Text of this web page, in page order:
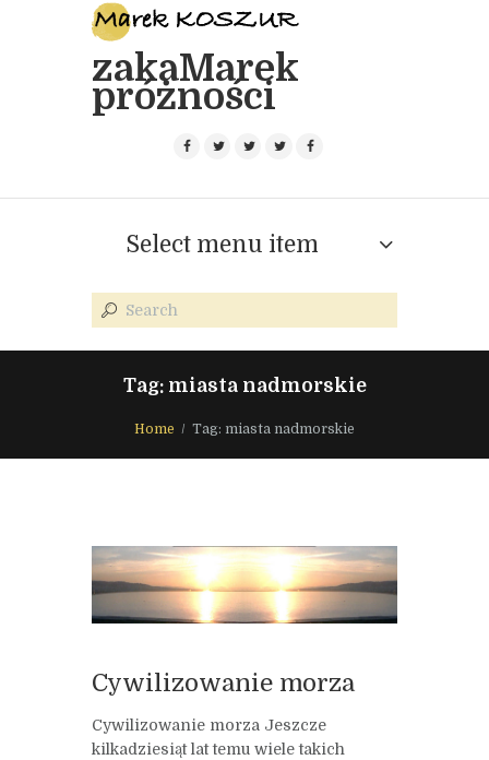
zakaMarek
próżności
Select menu item
Tag: miasta nadmorskie
Home Tag: miasta nadmorskie
Cywilizowanie morza
Cywilizowanie morza Jeszcze
kilkadziesiąt lat temu wiele takich